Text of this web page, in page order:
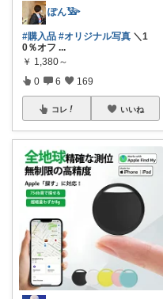
ぽん𓅺
#購入品 #オリジナル写真 ＼1
0％オフ ...
￥ 1,380～
0 6 169
コレ いいね